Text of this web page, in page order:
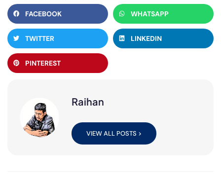
FACEBOOK WHATSAPP
TWITTER LINKEDIN
PINTEREST
Raihan
VIEW ALL POSTS >